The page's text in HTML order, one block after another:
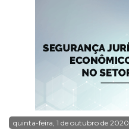
quinta-feira, 1 de outubro de 2020